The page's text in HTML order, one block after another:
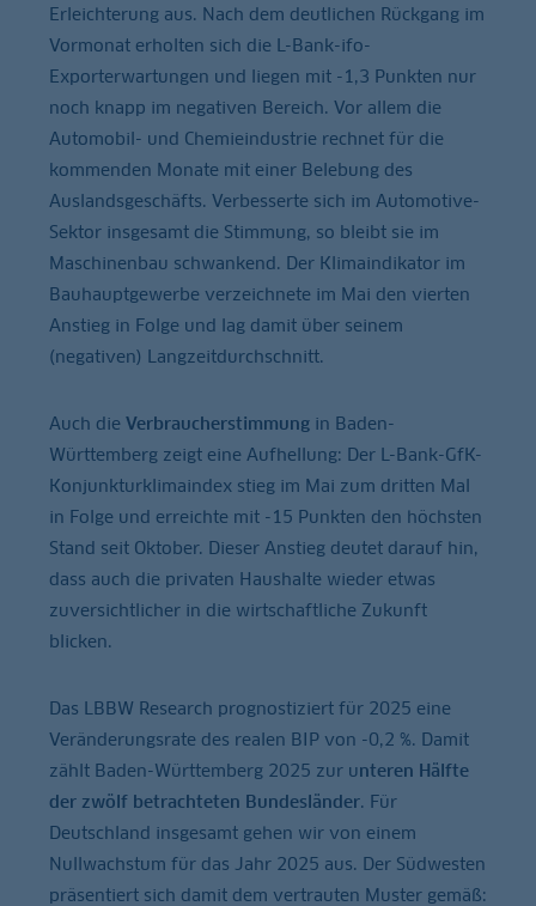
Erleichterung aus. Nach dem deutlichen Rückgang im
Vormonat erholten sich die L-Bank-ifo-
Exporterwartungen und liegen mit -1,3 Punkten nur
noch knapp im negativen Bereich. Vor allem die
Automobil- und Chemieindustrie rechnet für die
kommenden Monate mit einer Belebung des
Auslandsgeschäfts. Verbesserte sich im Automotive-
Sektor insgesamt die Stimmung, so bleibt sie im
Maschinenbau schwankend. Der Klimaindikator im
Bauhauptgewerbe verzeichnete im Mai den vierten
Anstieg in Folge und lag damit über seinem
(negativen) Langzeitdurchschnitt.
Auch die Verbraucherstimmung in Baden-
Württemberg zeigt eine Aufhellung: Der L-Bank-GfK-
Konjunkturklimaindex stieg im Mai zum dritten Mal
in Folge und erreichte mit -15 Punkten den höchsten
Stand seit Oktober. Dieser Anstieg deutet darauf hin,
dass auch die privaten Haushalte wieder etwas
zuversichtlicher in die wirtschaftliche Zukunft
blicken.
Das LBBW Research prognostiziert für 2025 eine
Veränderungsrate des realen BIP von -0,2 %. Damit
zählt Baden-Württemberg 2025 zur unteren Hälfte
der zwölf betrachteten Bundesländer. Für
Deutschland insgesamt gehen wir von einem
Nullwachstum für das Jahr 2025 aus. Der Südwesten
präsentiert sich damit dem vertrauten Muster gemäß: